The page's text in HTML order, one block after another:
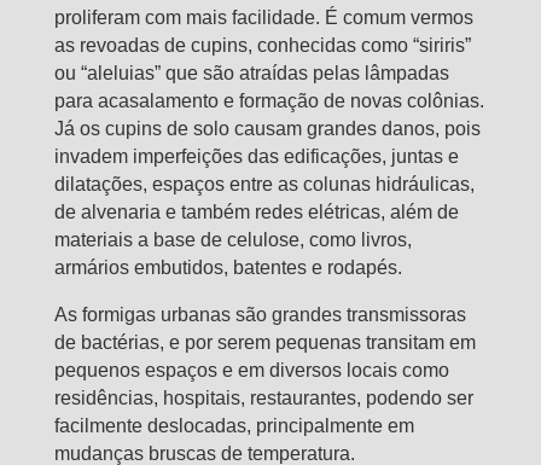
proliferam com mais facilidade. É comum vermos
as revoadas de cupins, conhecidas como “siriris”
ou “aleluias” que são atraídas pelas lâmpadas
para acasalamento e formação de novas colônias.
Já os cupins de solo causam grandes danos, pois
invadem imperfeições das edificações, juntas e
dilatações, espaços entre as colunas hidráulicas,
de alvenaria e também redes elétricas, além de
materiais a base de celulose, como livros,
armários embutidos, batentes e rodapés.
As formigas urbanas são grandes transmissoras
de bactérias, e por serem pequenas transitam em
pequenos espaços e em diversos locais como
residências, hospitais, restaurantes, podendo ser
facilmente deslocadas, principalmente em
mudanças bruscas de temperatura.